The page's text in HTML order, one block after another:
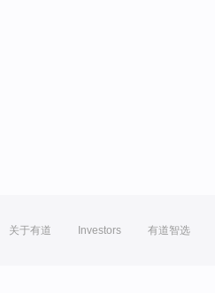
关于有道 Investors 有道智选